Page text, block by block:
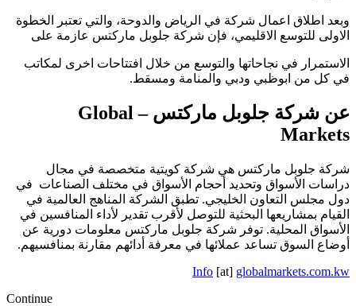
وبعد اطلاق اعمال شركة في الرياض والدوحة، والتي تعتبر الخطوة
الاولى للتوسع الاقليمي، فإن شركة جلوبل ماركتس عازمة على
الاستمرار في نجاحاتها والتوسع من خلال افتتاحات اخرى لمكاتب
في كل من ابوظبي ودبي والمنامة ومسقط.
عن شركة جلوبل ماركتس – Global
Markets
شركة جلوبل ماركتس هي شركة كويتية متخصصة في مجال
دراسات الأسواق وتحديد أحجام الأسواق في مختلف الصناعات في
دول مجلس التعاون الخليجي. تطبق الشركة المناهج العالمية في
القيام بمشاريعها البحثية للتوصل لأقرب تقدير لأداء المنافسين في
الأسواق المحلية. توفر شركة جلوبل ماركتس معلومات دورية عن
أوضاع السوق تساعد عملائها في معرفة أدائهم مقارنة بمنافسيهم.
Info [at] globalmarkets.com.kw
Continue